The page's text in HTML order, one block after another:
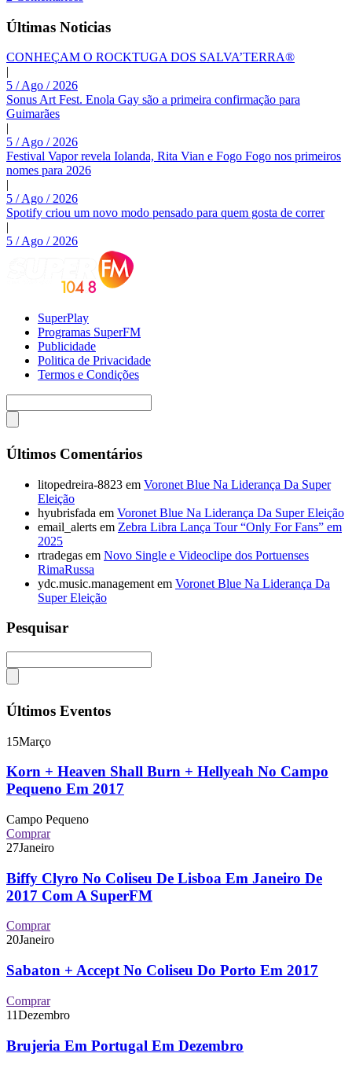
Últimas Noticias
CONHEÇAM O ROCKTUGA DOS SALVA’TERRA®
|
5 / Ago / 2026
Sonus Art Fest. Enola Gay são a primeira confirmação para
Guimarães
|
5 / Ago / 2026
Festival Vapor revela Iolanda, Rita Vian e Fogo Fogo nos primeiros
nomes para 2026
|
5 / Ago / 2026
Spotify criou um novo modo pensado para quem gosta de correr
|
5 / Ago / 2026
SuperPlay
Programas SuperFM
Publicidade
Politica de Privacidade
Termos e Condições
Últimos Comentários
litopedreira-8823 em Voronet Blue Na Liderança Da Super
Eleição
hyubrisfada em Voronet Blue Na Liderança Da Super Eleição
email_alerts em Zebra Libra Lança Tour “Only For Fans” em
2025
rtradegas em Novo Single e Videoclipe dos Portuenses
RimaRussa
ydc.music.management em Voronet Blue Na Liderança Da
Super Eleição
Pesquisar
Últimos Eventos
15Março
Korn + Heaven Shall Burn + Hellyeah No Campo
Pequeno Em 2017
Campo Pequeno
Comprar
27Janeiro
Biffy Clyro No Coliseu De Lisboa Em Janeiro De
2017 Com A SuperFM
Comprar
20Janeiro
Sabaton + Accept No Coliseu Do Porto Em 2017
Comprar
11Dezembro
Brujeria Em Portugal Em Dezembro